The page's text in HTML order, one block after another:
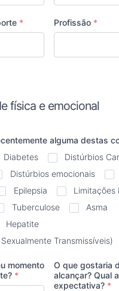
* Profissão *
física e emocional
alguma destas
Diabetes
Distúrbios
Distúrbios emocionais
Epilepsia
Limitações
Tuberculose
Asma
Hepatite
Transmissíveis)
momento
*
O que gostaria
alcançar? Qual
expectativa? *